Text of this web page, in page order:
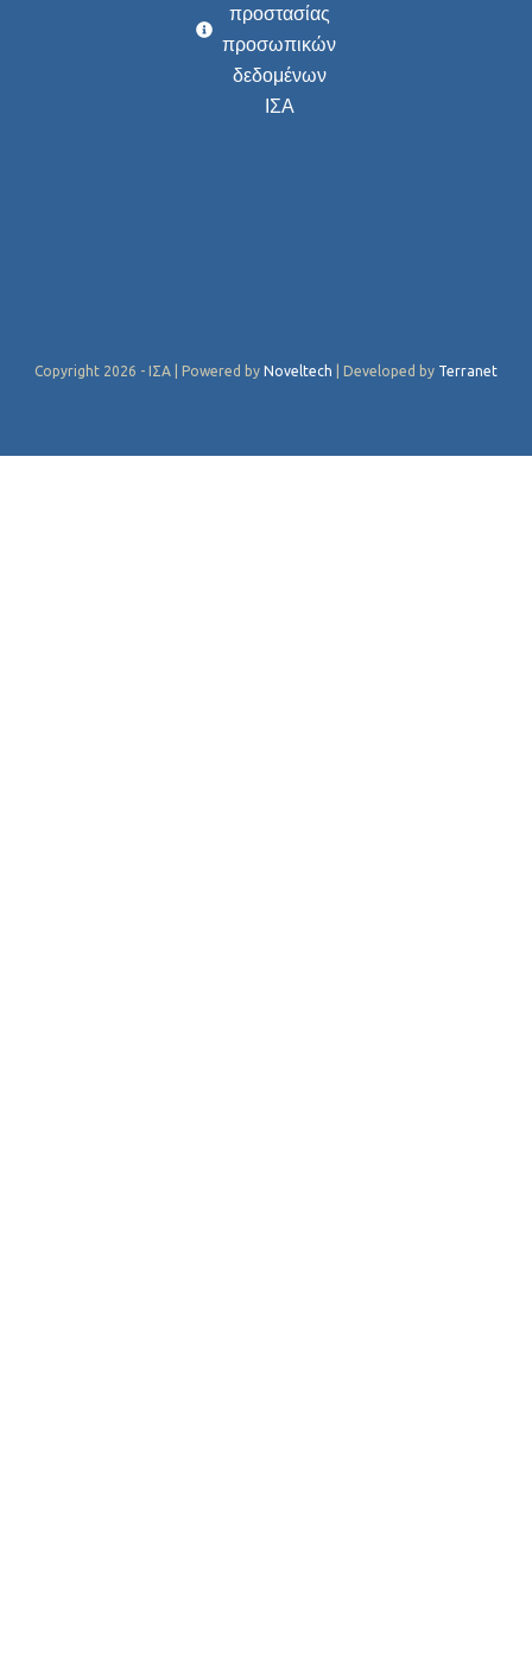
προστασίας
προσωπικών
δεδομένων
ΙΣΑ
Copyright 2026 - ΙΣΑ | Powered by Noveltech | Developed by Terranet